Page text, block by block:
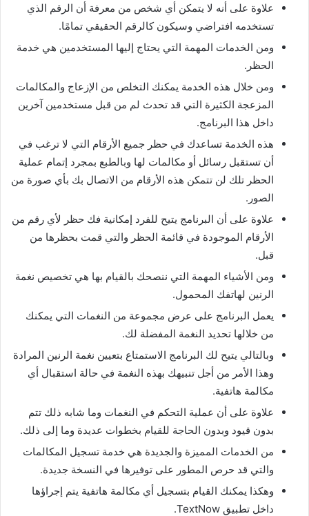
علاوة على أنه لا يتمكن أي شخص من معرفة أن الرقم الذي
تستخدمه افتراضي وسيكون كالرقم الحقيقي تمامًا.
ومن الخدمات المهمة التي يحتاج إليها المستخدمين هي خدمة
الحظر.
ومن خلال هذه الخدمة يمكنك التخلص من الإزعاج والمكالمات
المزعجة الكثيرة التي قد تحدث لم من قبل مستخدمين آخرين
داخل هذا البرنامج.
هذه الخدمة تساعدك في حظر جميع الأرقام التي لا ترغب في
أن تستقبل رسائل أو مكالمات لها وبالطبع بمجرد إتمام عملية
الحظر تلك لن تتمكن هذه الأرقام من الاتصال بك بأي صورة من
الصور.
علاوة على أن البرنامج يتيح للفرد إمكانية فك حظر لأي رقم من
الأرقام الموجودة في قائمة الحظر والتي قمت بحظرها من
قبل.
ومن الأشياء المهمة التي ننصحك بالقيام بها هي تخصيص نغمة
الرنين لهاتفك المحمول.
يعمل البرنامج على عرض مجموعة من النغمات التي يمكنك
من خلالها تحديد النغمة المفضلة لك.
وبالتالي يتيح لك البرنامج الاستمتاع بتعيين نغمة الرنين المرادة
وهذا الأمر من أجل تنبيهك بهذه النغمة في حالة استقبال أي
مكالمة هاتفية.
علاوة على أن عملية التحكم في النغمات وما شابه ذلك تتم
بدون قيود وبدون الحاجة للقيام بخطوات عديدة وما إلى ذلك.
من الخدمات المميزة والجديدة هي خدمة تسجيل المكالمات
والتي قد حرص المطور على توفيرها في النسخة جديدة.
وهكذا يمكنك القيام بتسجيل أي مكالمة هاتفية يتم إجراؤها
داخل تطبيق TextNow.